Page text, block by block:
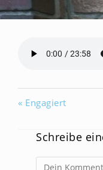
« Engagiert
Schreibe
Kommentar